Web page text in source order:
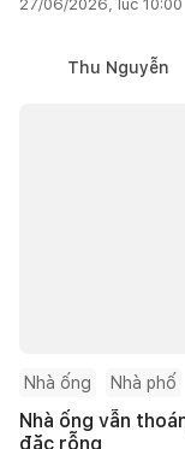
27/06/2026, lúc 10:00
Thu Nguyễn
Nhà ống Nhà phố
Nhà ống vẫn
đặc rỗng